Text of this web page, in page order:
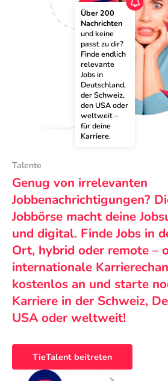
Über 200
Nachrichten
und keine
passt zu dir?
Finde endlich
relevante
Jobs in
Deutschland,
der Schweiz,
den USA oder
weltweit –
für deine
Karriere.
Talente
Genug von irrelevanten
Jobbenachrichtigungen?
Jobbörse macht deine
und digital. Finde Jobs in
Ort, hybrid oder remote –
internationale
kostenlos an und starte
Karriere in der Schweiz,
USA oder weltweit!
TieTalent beitreten